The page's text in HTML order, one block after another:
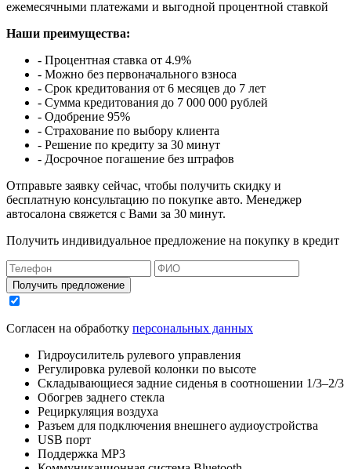
ежемесячными платежами и выгодной процентной ставкой
Наши преимущества:
- Процентная ставка от 4.9%
- Можно без первоначального взноса
- Срок кредитования от 6 месяцев до 7 лет
- Сумма кредитования до 7 000 000 рублей
- Одобрение 95%
- Страхование по выбору клиента
- Решение по кредиту за 30 минут
- Досрочное погашение без штрафов
Отправьте заявку сейчас, чтобы получить скидку и
бесплатную консультацию по покупке авто. Менеджер
автосалона свяжется с Вами за 30 минут.
Получить индивидуальное предложение на покупку в кредит
Получить предложение
Согласен на обработку персональных данных
Гидроусилитель рулевого управления
Регулировка рулевой колонки по высоте
Складывающиеся задние сиденья в соотношении 1/3–2/3
Обогрев заднего стекла
Рециркуляция воздуха
Разъем для подключения внешнего аудиоустройства
USB порт
Поддержка MP3